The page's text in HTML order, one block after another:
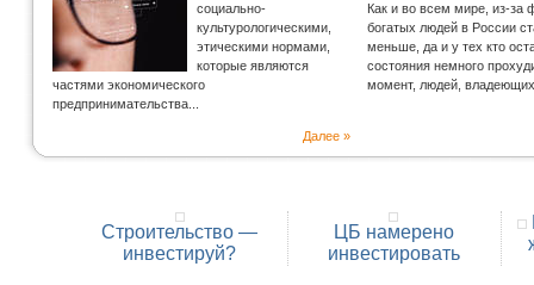
социально-
культурологическими,
этическими нормами,
которые являются
частями экономического
предпринимательства...
Далее »
Как и во всем мире, из-за
богатых людей в России
меньше, да и у тех кто
состояния немного
момент, людей, владеющих
Cтроительство —
инвестируй?
ЦБ намерено
инвестировать